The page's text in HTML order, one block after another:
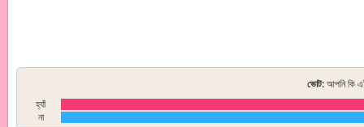
ভোট: আপনি কি
হ্যাঁ
না